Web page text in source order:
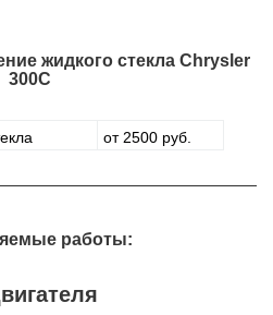
жидкого стекла Chrysler
300C
от 2500 руб.
работы: